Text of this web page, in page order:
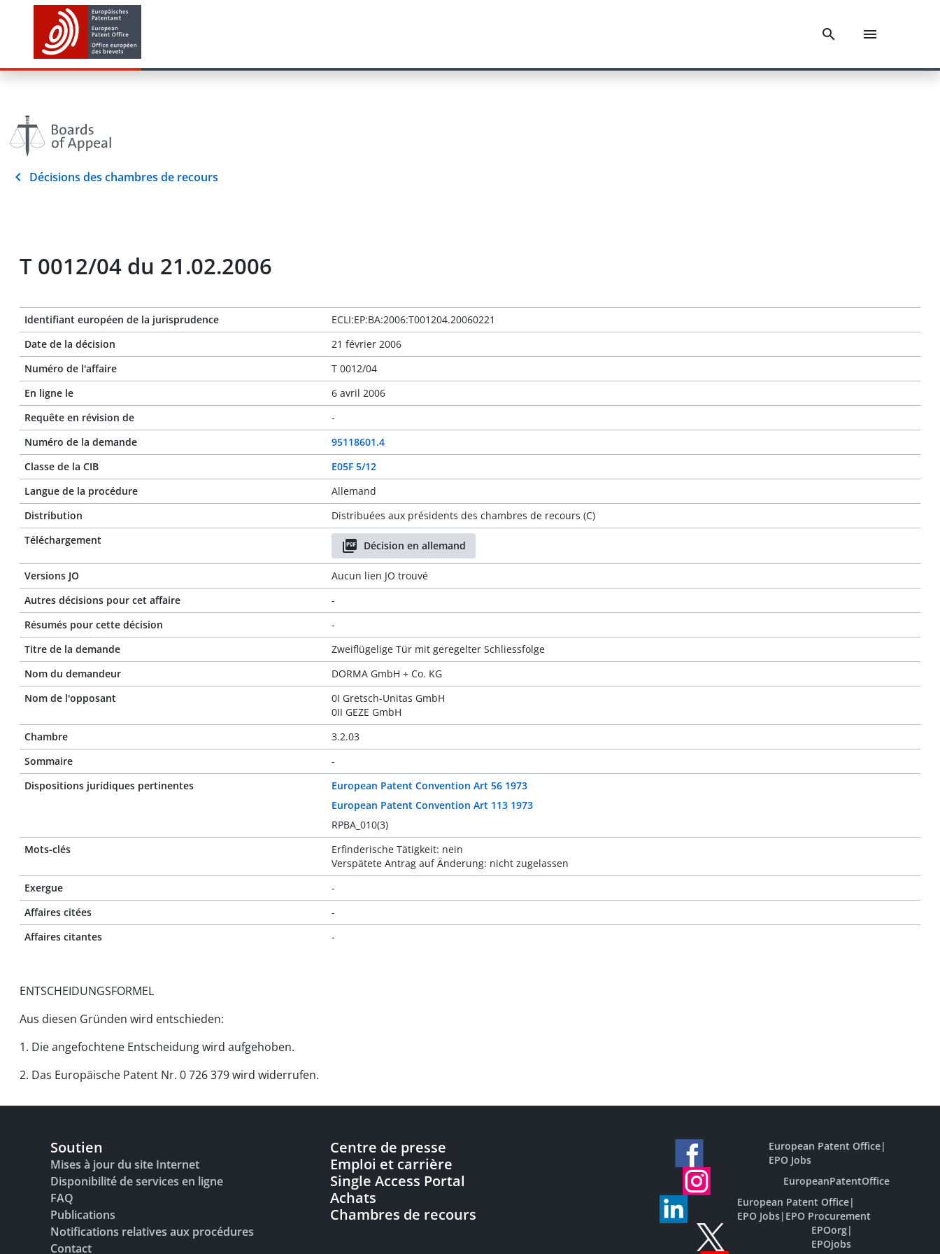
Décisions des chambres de recours
T 0012/04 du 21.02.2006
Identifiant européen de la jurisprudence
ECLI:EP:BA:2006:T001204.20060221
Date de la décision
21 février 2006
Numéro de l'affaire
T 0012/04
En ligne le
6 avril 2006
Requête en révision de
-
Numéro de la demande
95118601.4
Classe de la CIB
E05F 5/12
Langue de la procédure
Allemand
Distribution
Distribuées aux présidents des chambres de recours (C)
Téléchargement
Décision en allemand
Versions JO
Aucun lien JO trouvé
Autres décisions pour cet affaire
-
Résumés pour cette décision
-
Titre de la demande
Zweiflügelige Tür mit geregelter Schliessfolge
Nom du demandeur
DORMA GmbH + Co. KG
Nom de l'opposant
0I Gretsch-Unitas GmbH
0II GEZE GmbH
Chambre
3.2.03
Sommaire
-
Dispositions juridiques pertinentes
European Patent Convention Art 56 1973
European Patent Convention Art 113 1973
RPBA_010(3)
Mots-clés
Erfinderische Tätigkeit: nein
Verspätete Antrag auf Änderung: nicht zugelassen
Exergue
-
Affaires citées
-
Affaires citantes
-
ENTSCHEIDUNGSFORMEL
Aus diesen Gründen wird entschieden:
1. Die angefochtene Entscheidung wird aufgehoben.
2. Das Europäische Patent Nr. 0 726 379 wird widerrufen.
Soutien
Mises à jour du site Internet
Disponibilité de services en ligne
FAQ
Publications
Notifications relatives aux procédures
Contact
Centre de presse
Emploi et carrière
Single Access Portal
Achats
Chambres de recours
European Patent Office|
EPO Jobs
EuropeanPatentOffice
European Patent Office|
EPO Jobs| EPO Procurement
EPOorg|
EPOjobs